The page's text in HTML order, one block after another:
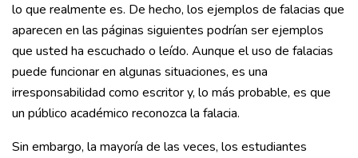
lo que realmente es. De hecho, los ejemplos de falacias que
aparecen en las páginas siguientes podrían ser ejemplos
que usted ha escuchado o leído. Aunque el uso de falacias
puede funcionar en algunas situaciones, es una
irresponsabilidad como escritor y, lo más probable, es que
un público académico reconozca la falacia.
Sin embargo, la mayoría de las veces, los estudiantes